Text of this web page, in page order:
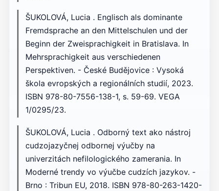
ŠUKOLOVÁ, Lucia . Englisch als dominante
Fremdsprache an den Mittelschulen und der
Beginn der Zweisprachigkeit in Bratislava. In
Mehrsprachigkeit aus verschiedenen
Perspektiven. - České Budějovice : Vysoká
škola evropských a regionálních studií, 2023.
ISBN 978-80-7556-138-1, s. 59-69. VEGA
1/0295/23.
ŠUKOLOVÁ, Lucia . Odborný text ako nástroj
cudzojazyčnej odbornej výučby na
univerzitách nefilologického zamerania. In
Moderné trendy vo výučbe cudzích jazykov. -
Brno : Tribun EU, 2018. ISBN 978-80-263-1420-